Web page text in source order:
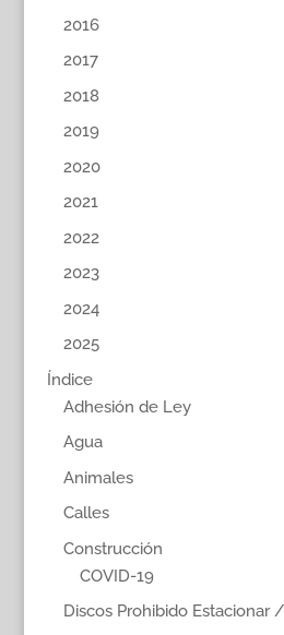
2016
2017
2018
2019
2020
2021
2022
2023
2024
2025
Índice
Adhesión de Ley
Agua
Animales
Calles
Construcción
COVID-19
Discos Prohibido Estacionar